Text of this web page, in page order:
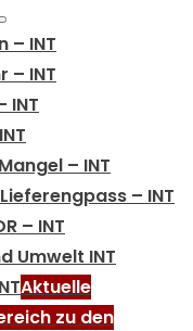
– INT
– INT
INT
– INT
– INT
– INT
Umwelt INT
Aktuelle
zu den